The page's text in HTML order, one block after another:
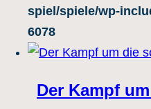
spiel/spiele/wp-
6078
Der Kampf